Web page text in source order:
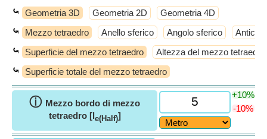
⤿ Geometria 3D Geometria 2D Geometria 4D
⤿ Mezzo tetraedro Anello sferico Angolo sferico
⤿ Superficie del mezzo tetraedro Altezza del mezzo tetraedro
⤿ Superficie totale del mezzo tetraedro
ⓘ Mezzo bordo di mezzo
tetraedro [le(Half)]
+10%
-10%